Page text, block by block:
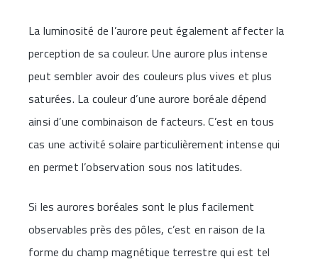
La luminosité de l’aurore peut également affecter la
perception de sa couleur. Une aurore plus intense
peut sembler avoir des couleurs plus vives et plus
saturées. La couleur d’une aurore boréale dépend
ainsi d’une combinaison de facteurs. C’est en tous
cas une activité solaire particulièrement intense qui
en permet l’observation sous nos latitudes.
Si les aurores boréales sont le plus facilement
observables près des pôles, c’est en raison de la
forme du champ magnétique terrestre qui est tel